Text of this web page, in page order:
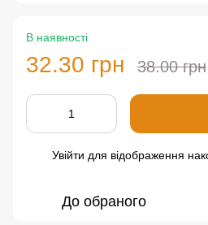
В наявності
32.30 грн 38.00 грн
Увійти для відображення
До обраного